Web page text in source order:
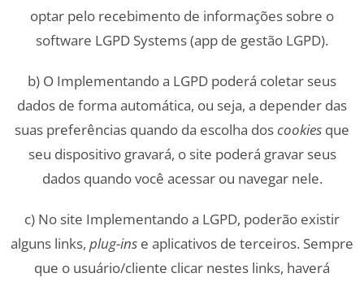
optar pelo recebimento de informações sobre o
software LGPD Systems (app de gestão LGPD).
b) O Implementando a LGPD poderá coletar seus
dados de forma automática, ou seja, a depender das
suas preferências quando da escolha doscookies que
seu dispositivo gravará, o site poderá gravar seus
dados quando você acessar ou navegar nele.
c) No site Implementando a LGPD, poderão existir
alguns links, plug-ins e aplicativos de terceiros. Sempre
que o usuário/cliente clicar nestes links, haverá